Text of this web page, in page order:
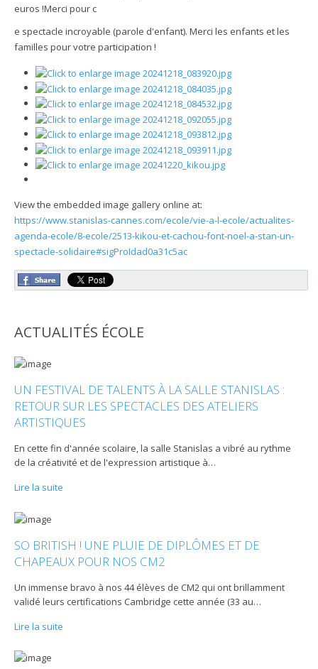
euros !Merci pour c
e spectacle incroyable (parole d'enfant). Merci les enfants et les
familles pour votre participation !
View the embedded image gallery online at:
https://www.stanislas-cannes.com/ecole/vie-a-l-ecole/actualites-
agenda-ecole/8-ecole/2513-kikou-et-cachou-font-noel-a-stan-un-
spectacle-solidaire#sigProIdad0a31c5ac
ACTUALITÉS ÉCOLE
UN FESTIVAL DE TALENTS À LA SALLE STANISLAS :
RETOUR SUR LES SPECTACLES DES ATELIERS
ARTISTIQUES
En cette fin d'année scolaire, la salle Stanislas a vibré au rythme
de la créativité et de l'expression artistique à…
Lire la suite
SO BRITISH ! UNE PLUIE DE DIPLÔMES ET DE
CHAPEAUX POUR NOS CM2
Un immense bravo à nos 44 élèves de CM2 qui ont brillamment
validé leurs certifications Cambridge cette année (33 au…
Lire la suite